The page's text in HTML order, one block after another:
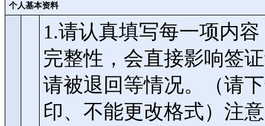
个人基本资料
1.请认真填写每一项内
完整性，会直接影响签
请被退回等情况。（请
印、不能更改格式）注